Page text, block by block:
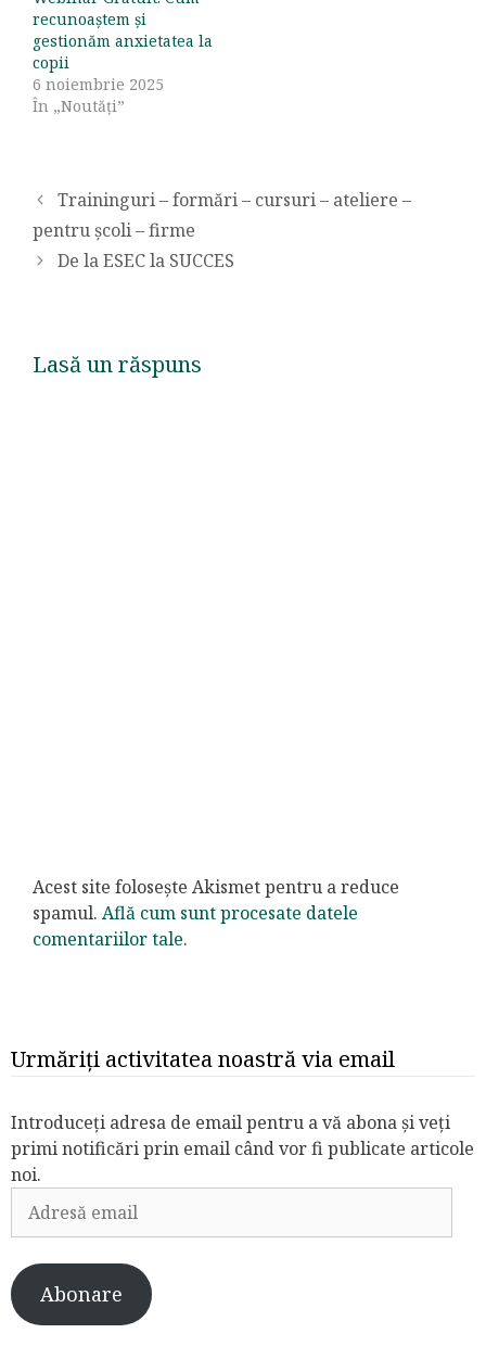
recunoaștem și
gestionăm anxietatea la
copii
6 noiembrie 2025
În „Noutăți”
Traininguri – formări – cursuri – ateliere –
pentru școli – firme
De la ESEC la SUCCES
Lasă un răspuns
Acest site folosește Akismet pentru a reduce
spamul. Află cum sunt procesate datele
comentariilor tale.
Urmăriți activitatea noastră via email
Introduceți adresa de email pentru a vă abona și veți
primi notificări prin email când vor fi publicate articole
noi.
Adresă
email
Abonare